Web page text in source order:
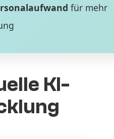
für mehr
KI-